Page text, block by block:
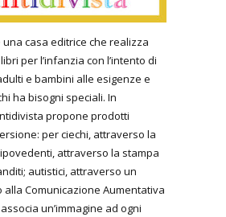
una casa editrice che realizza
per l’infanzia con l’intento di
e bambini alle esigenze e
ha bisogni speciali. In
propone prodotti
per ciechi, attraverso la
attraverso la stampa
autistici, attraverso un
Comunicazione Aumentativa
un’immagine ad ogni